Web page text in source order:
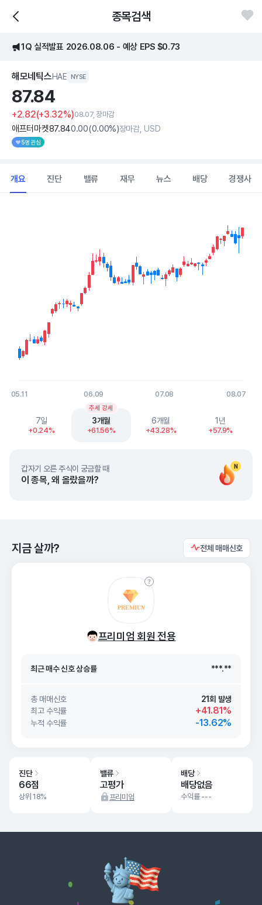
종목검색
1Q 실적발표 2026.08.06 - 예상 EPS $0.73
해모네틱스HAE NYSE
87.84
+2.82(+3.32%)08.07, 장마감
애프터마켓87.840.00(0.00%)장마감, USD
5명 관심
개요 진단 밸류 재무 뉴스 배당 경쟁사
The chart has 1 X axis displaying Time. Data ranges from
The chart has 1 Y axis displaying values. Data ranges from
05.11 06.09 07.08 08.07
End of interactive chart.
7일
+0.24%
3개월
+61.56%
추세 강세
6개월
+43.28%
1년
+57.9%
N
갑자기 오른 주식이 궁금할 때
이 종목, 왜 올랐을까?
지금 살까? 전체 매매신호
프리미엄 회원 전용
26. 08/09
최근 매수 신호 상승률 ***.**
최근 매수 신호 ***.**
총 매매신호
21회 발생
최고 수익률
+41.81%
누적 수익률 -13.62%
진단
66점
상위 18%
밸류
고평가
프리미엄
배당
배당없음
수익률 ---